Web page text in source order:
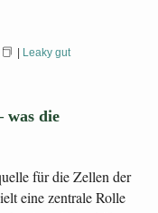
| Leaky gut
was die
für die Zellen der
eine zentrale Rolle